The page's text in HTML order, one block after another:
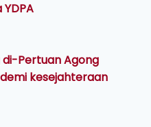
YDPA
di-Pertuan Agong
kesejahteraan